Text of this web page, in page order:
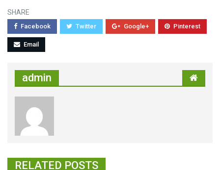
SHARE
Facebook Twitter Google+ Pinterest
Email
admin
RELATED POSTS